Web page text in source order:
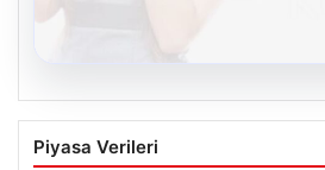
Kelebek sohbet
İletişimin Güvenli Adresi
Piyasa Verileri